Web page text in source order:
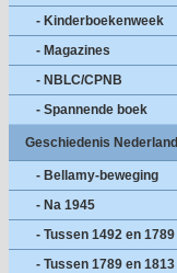
- Kinderboekenweek
- Magazines
- NBLC/CPNB
- Spannende boek
Geschiedenis Nederland
- Bellamy-beweging
- Na 1945
- Tussen 1492 en 1789
- Tussen 1789 en 1813